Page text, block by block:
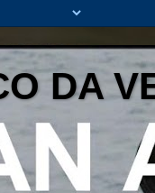
DA